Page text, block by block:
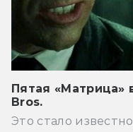
Пятая «Матрица»
Bros.
Это стало